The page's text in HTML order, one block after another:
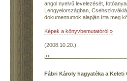
angol nyelvű levelezését,
Lengyelországban,
dokumentumok alapján írta meg
Képek a könyvbemutatóról »
(2008.10.20.)
Fábri Károly hagyatéka a Keleti